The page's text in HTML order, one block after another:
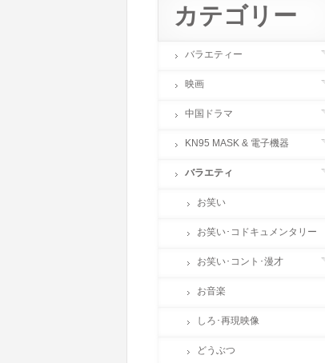
カテゴリー
バラエティー
映画
中国ドラマ
KN95 MASK & 電子機器
バラエティ
お笑い
お笑い･コドキュメンタリー
お笑い･コント･漫才
お音楽
しろ･再現映像
どうぶつ